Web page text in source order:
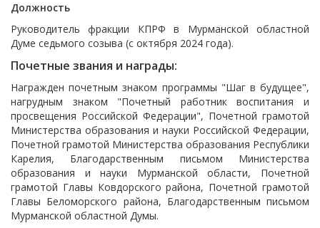
Должность
Руководитель фракции КПРФ в Мурманской областной
Думе седьмого созыва (с октября 2024 года).
Почетные звания и награды:
Награжден почетным знаком программы "Шаг в будущее",
нагрудным знаком "Почетный работник воспитания и
просвещения Российской Федерации", Почетной грамотой
Министерства образования и науки Российской Федерации,
Почетной грамотой Министерства образования Республики
Карелия, Благодарственным письмом Министерства
образования и науки Мурманской области, Почетной
грамотой Главы Ковдорского района, Почетной грамотой
Главы Беломорского района, Благодарственным письмом
Мурманской областной Думы.